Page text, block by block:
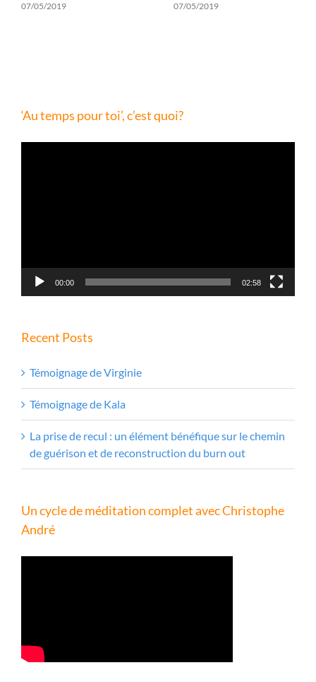
07/05/2019 07/05/2019
‘Au temps pour toi’, c’est quoi?
00:00 02:58
Recent Posts
Témoignage de Virginie
Témoignage de Kala
La prise de recul : un élément bénéfique sur le chemin
de guérison et de reconstruction du burn out
Un cycle de méditation complet avec Christophe
André